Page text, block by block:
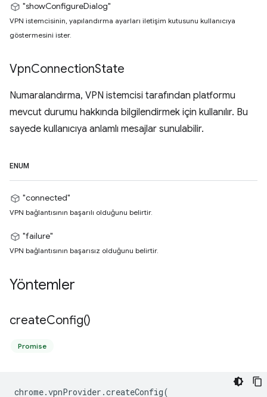
"showConfigureDialog"
VPN istemcisinin, yapılandırma ayarları iletişim kutusunu kullanıcıya
göstermesini ister.
VpnConnectionState
Numaralandırma, VPN istemcisi tarafından platformu
mevcut durumu hakkında bilgilendirmek için kullanılır. Bu
sayede kullanıcıya anlamlı mesajlar sunulabilir.
ENUM
"connected"
VPN bağlantısının başarılı olduğunu belirtir.
"failure"
VPN bağlantısının başarısız olduğunu belirtir.
Yöntemler
createConfig()
Promise
chrome.vpnProvider .createConfig(